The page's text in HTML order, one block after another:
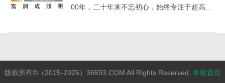
00年，二十年来不忘初心，始终专注于超高层
照明系统集成服务。
版权所有©（2015-2026）36593.COM All Rights Reserved. 本站首页